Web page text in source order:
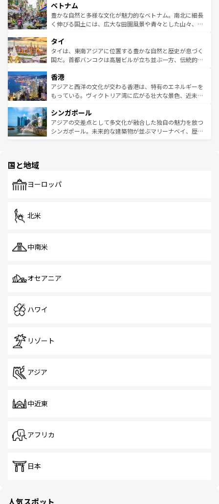
参照してほしい。
容にもいいと評判のスイーツなど、バラエティ豊かな料理
が味わえる。 なお、新着の台湾情報は コンテンツ一覧を参
照してほしい。
き、地方に足を延ばせば四季折々の自然美を楽しむことが
できる。そして、キムチや焼肉、絶品のストリートフード
まで、さまざまな韓国料理が待っている。夜には、韓国な
リティに包まれながら、韓国の多彩な魅力を心ゆくまで味
わってみてほしい。 なお、新着の韓国情報はコンテンツ一
覧を参照してほしい。
ベトナム
豊かな自然と多様な文化が魅力的なベトナム。南北に細長
く伸びる国土には、広大な田園風景や青々とした山々、世
急速な発展と共に伝統が息づく。ハノイの古い町並みやホ
ーチミン市のフランス統治時代の建物も、独特の雰囲気を
醸し出している。また、バラエティの豊かさとおいしさで
とつ。フォーやバインミー、ベトナムコーヒーなどは、ぜ
ひ現地で味わいたい。どの地域を訪れてもあたたかい人々
が旅行者を迎えてくれるので、きっと忘れられない旅にな
参照してほしい。
タイ
タイは、東南アジアに位置する豊かな自然と歴史が息づく
国だ。首都バンコクは高層ビルが立ち並ぶ一方、伝統的な
の活気が交差している。北部ではチェンマイなどの山岳地
帯で自然と触れ合い、南部ではプーケットやクラビの美し
いビーチでリゾート気分を楽しむことができる。タイ料理
激する。気候は一年中温暖で、どの季節にも異なる楽しみ
が待っている。親しみやすいタイの人々、仏教を中心とし
た文化、そして多様な観光資源が、訪れる旅人を魅了し続
香港
アジアと西洋の文化が交わる香港は、特有のエネルギーを
もっている。ヴィクトリア湾に広がる壮大な景色、近未来
み、どこを訪れても感動するはず。観光スポットが密集し
ており、効率よく見どころを回れるのも魅力。息をのむよ
うな絶景から文化的な体験まで、香港を存分に楽しみ尽く
シンガポール
アジアの交差点として多文化が融合した独自の魅力を放つ
シンガポール。未来的な建築物が並ぶマリーナベイ、歴史
で、ホーカーズは地元の風情を楽しめる外せないスポット
国と地域
ヨーロッパ
北米
中南米
オセアニア
ハワイ
リゾート
アジア
中近東
アフリカ
日本
人気スポット